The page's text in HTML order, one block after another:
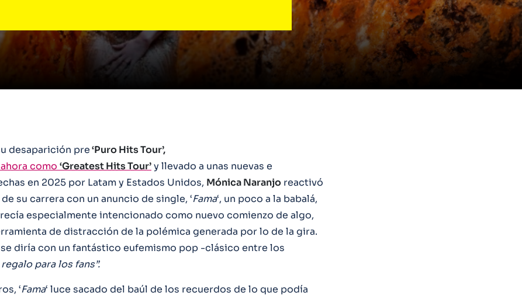
desaparición pre‘Puro Hits Tour’,
como ‘Greatest Hits Tour’y llevado a unas nuevas e
en 2025 por Latam y Estados Unidos, Mónica Naranjo reactivó
su carrera con un anuncio de single, ‘Fama‘, un poco a la babalá,
especialmente intencionado como nuevo comienzo de algo,
de distracción de la polémica generada por lo de la gira.
se diría con un fantástico eufemismo pop -clásico entre los
regalo para los fans”.
‘Fama‘ luce sacado del baúl de los recuerdos de lo que podía